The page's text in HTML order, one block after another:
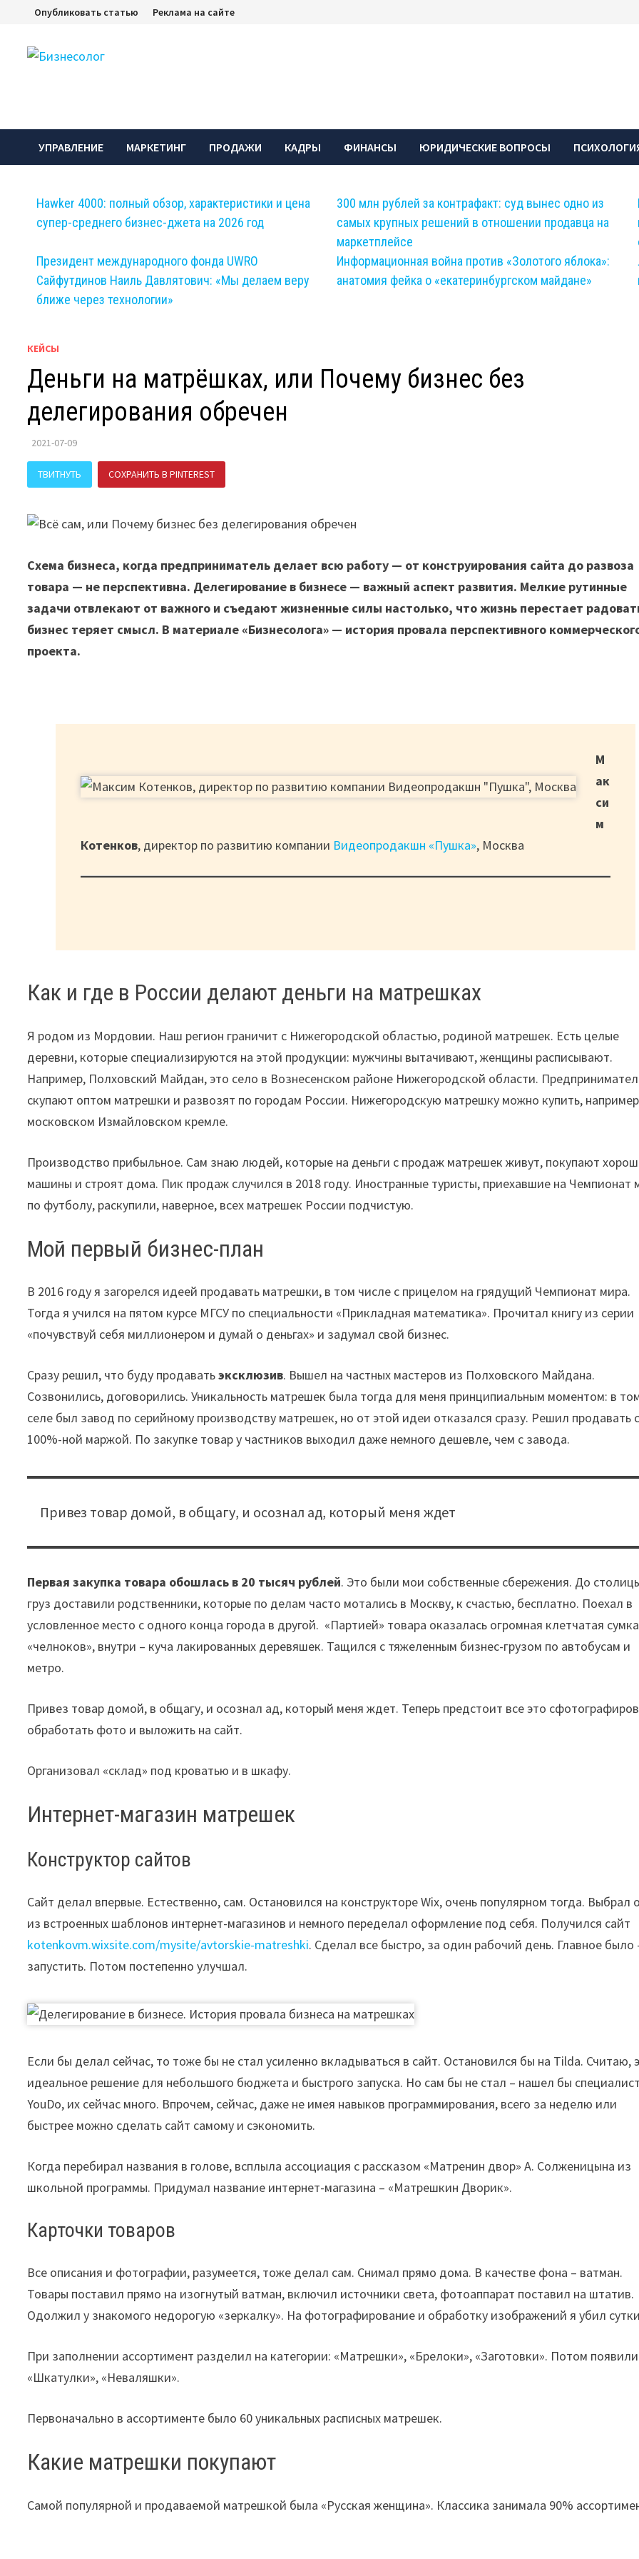
Перейти
содержимому
Опубликовать статью Реклама на сайте
УПРАВЛЕНИЕ МАРКЕТИНГ ПРОДАЖИ КАДРЫ ФИНАНСЫ ЮРИДИЧЕСКИЕ ВОПРОСЫ
Hawker 4000: полный обзор, характеристики и цена
супер-среднего бизнес-джета на 2026 год
300 млн рублей за контрафакт: суд вынес одно из
самых крупных решений в отношении продавца на
маркетплейсе
Президент международного фонда UWRO
Сайфутдинов Наиль Давлятович: «Мы делаем веру
ближе через технологии»
Информационная война против «Золотого яблока»:
анатомия фейка о «екатеринбургском майдане»
КЕЙСЫ
Деньги на матрёшках, или Почему бизнес без
делегирования обречен
2021-07-09
ТВИТНУТЬ СОХРАНИТЬ В PINTEREST
Схема бизнеса, когда предприниматель делает всю работу — от конструирования сайта до развоза
товара — не перспективна. Делегирование в бизнесе — важный аспект развития. Мелкие рутинные
задачи отвлекают от важного и съедают жизненные силы настолько, что жизнь перестает
бизнес теряет смысл. В материале «Бизнесолога» — история провала перспективного
проекта.
М
ак
си
м
Котенков, директор по развитию компании Видеопродакшн «Пушка», Москва
Как и где в России делают деньги на матрешках
Я родом из Мордовии. Наш регион граничит с Нижегородской областью, родиной матрешек. Есть целые
деревни, которые специализируются на этой продукции: мужчины вытачивают, женщины расписывают.
Например, Полховский Майдан, это село в Вознесенском районе Нижегородской области.
скупают оптом матрешки и развозят по городам России. Нижегородскую матрешку можно купить,
московском Измайловском кремле.
Производство прибыльное. Сам знаю людей, которые на деньги с продаж матрешек живут, покупают
машины и строят дома. Пик продаж случился в 2018 году. Иностранные туристы, приехавшие на Чемпионат
по футболу, раскупили, наверное, всех матрешек России подчистую.
Мой первый бизнес-план
В 2016 году я загорелся идеей продавать матрешки, в том числе с прицелом на грядущий Чемпионат мира.
Тогда я учился на пятом курсе МГСУ по специальности «Прикладная математика». Прочитал книгу из серии
«почувствуй себя миллионером и думай о деньгах» и задумал свой бизнес.
Сразу решил, что буду продаватьэксклюзив. Вышел на частных мастеров из Полховского Майдана.
Созвонились, договорились. Уникальность матрешек была тогда для меня принципиальным моментом: в
селе был завод по серийному производству матрешек, но от этой идеи отказался сразу. Решил продавать с
100%-ной маржой. По закупке товар у частников выходил даже немного дешевле, чем с завода.
Привез товар домой, в общагу, и осознал ад, который меня ждет
Первая закупка товара обошлась в 20 тысяч рублей. Это были мои собственные сбережения. До
груз доставили родственники, которые по делам часто мотались в Москву, к счастью, бесплатно. Поехал в
условленное место с одного конца города в другой. «Партией» товара оказалась огромная клетчатая сумка
«челноков», внутри – куча лакированных деревяшек. Тащился с тяжеленным бизнес-грузом по автобусам и
метро.
Привез товар домой, в общагу, и осознал ад, который меня ждет. Теперь предстоит все это
обработать фото и выложить на сайт.
Организовал «склад» под кроватью и в шкафу.
Интернет-магазин матрешек
Конструктор сайтов
Сайт делал впервые. Естественно, сам. Остановился на конструкторе Wix, очень популярном тогда. Выбрал
из встроенных шаблонов интернет-магазинов и немного переделал оформление под себя. Получился сайт
kotenkovm.wixsite.com/mysite/avtorskie-matreshki. Сделал все быстро, за один рабочий день. Главное было
запустить. Потом постепенно улучшал.
Если бы делал сейчас, то тоже бы не стал усиленно вкладываться в сайт. Остановился бы на Tilda. Считаю,
идеальное решение для небольшого бюджета и быстрого запуска. Но сам бы не стал – нашел бы
YouDo, их сейчас много. Впрочем, сейчас, даже не имея навыков программирования, всего за неделю или
быстрее можно сделать сайт самому и сэкономить.
Когда перебирал названия в голове, всплыла ассоциация с рассказом «Матренин двор» А. Солженицына из
школьной программы. Придумал название интернет-магазина – «Матрешкин Дворик».
Карточки товаров
Все описания и фотографии, разумеется, тоже делал сам. Снимал прямо дома. В качестве фона – ватман.
Товары поставил прямо на изогнутый ватман, включил источники света, фотоаппарат поставил на штатив.
Одолжил у знакомого недорогую «зеркалку». На фотографирование и обработку изображений я убил
При заполнении ассортимент разделил на категории: «Матрешки», «Брелоки», «Заготовки». Потом
«Шкатулки», «Неваляшки».
Первоначально в ассортименте было 60 уникальных расписных матрешек.
Какие матрешки покупают
Самой популярной и продаваемой матрешкой была «Русская женщина». Классика занимала 90%